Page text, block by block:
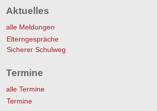
Aktuelles
alle Meldungen
Elterngespräche
Sicherer Schulweg
Termine
alle Termine
Termine